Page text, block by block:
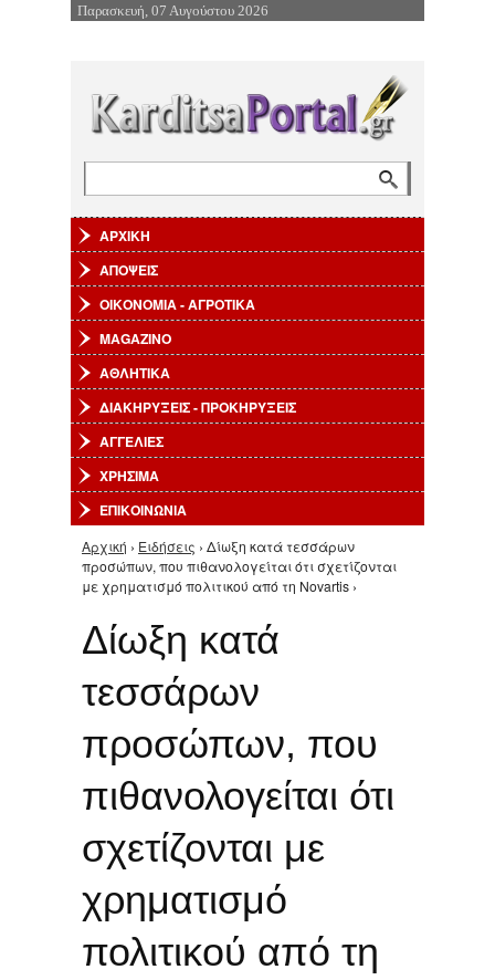
Επιστροφή στην Πλοήγηση
Παρασκευή, 07 Αυγούστου 2026
ΑΡΧΙΚΗ
ΑΠΟΨΕΙΣ
ΟΙΚΟΝΟΜΙΑ - ΑΓΡΟΤΙΚΑ
MAGAZINO
ΑΘΛΗΤΙΚΑ
ΔΙΑΚΗΡΥΞΕΙΣ - ΠΡΟΚΗΡΥΞΕΙΣ
ΑΓΓΕΛΙΕΣ
ΧΡΗΣΙΜΑ
ΕΠΙΚΟΙΝΩΝΙΑ
Είστε εδώ
Αρχική › Ειδήσεις › Δίωξη κατά τεσσάρων
προσώπων, που πιθανολογείται ότι σχετίζονται
με χρηματισμό πολιτικού από τη Novartis ›
Δίωξη κατά
τεσσάρων
προσώπων, που
πιθανολογείται ότι
σχετίζονται με
χρηματισμό
πολιτικού από τη